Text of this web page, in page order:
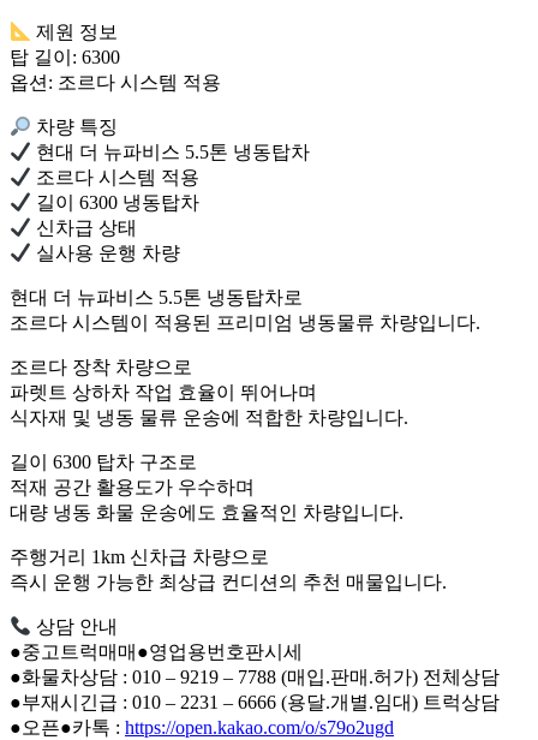
제원 정보
탑 길이: 6300
옵션: 조르다 시스템 적용
차량 특징
현대 더 뉴파비스 5.5톤 냉동탑차
조르다 시스템 적용
길이 6300 냉동탑차
신차급 상태
실사용 운행 차량
현대 더 뉴파비스 5.5톤 냉동탑차로
조르다 시스템이 적용된 프리미엄 냉동물류 차량입니다.
조르다 장착 차량으로
파렛트 상하차 작업 효율이 뛰어나며
식자재 및 냉동 물류 운송에 적합한 차량입니다.
길이 6300 탑차 구조로
적재 공간 활용도가 우수하며
대량 냉동 화물 운송에도 효율적인 차량입니다.
주행거리 1km 신차급 차량으로
즉시 운행 가능한 최상급 컨디션의 추천 매물입니다.
상담 안내
●중고트럭매매●영업용번호판시세
●화물차상담 : 010 – 9219 – 7788 (매입.판매.허가) 전체상담
●부재시긴급 : 010 – 2231 – 6666 (용달.개별.임대) 트럭상담
●오픈●카톡 : https://open.kakao.com/o/s79o2ugd